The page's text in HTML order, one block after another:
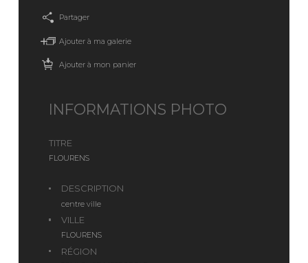
Partager
Ajouter à ma galerie
Ajouter à mon panier
INFORMATIONS PHOTO
TITRE
FLOURENS
DESCRIPTION
centre ville
VILLE
FLOURENS
RÉGION